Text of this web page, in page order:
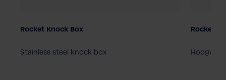
Rocket Knock Box
Stainless steel knock box
Rocket